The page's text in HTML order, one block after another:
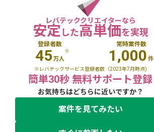
レバテッククリエイターなら
安定した高単価を実現
登録者数
45万人
※
常時案件数
1,000 件
※レバテックサービス登録者数（2023年7月時点)
簡単30秒 無料サポート登録
お気持ちはどちらに近いですか？
案件を見てみたい